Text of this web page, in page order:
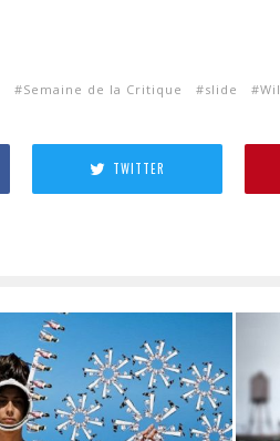
Semaine de la Critique slide
TWITTER